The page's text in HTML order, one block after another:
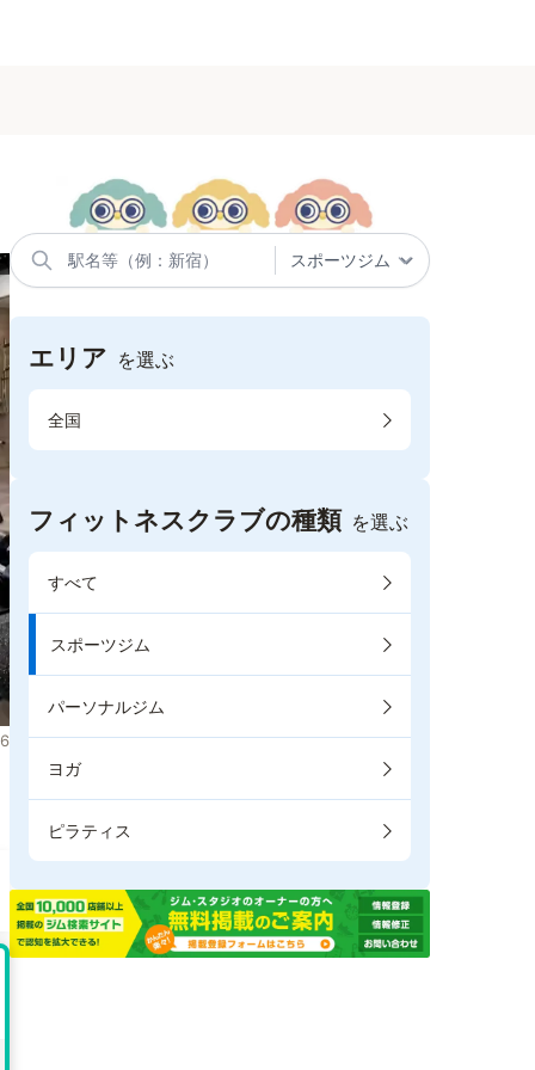
エリア を選ぶ
全国
フィットネスクラブの種類 を選ぶ
すべて
スポーツジム
パーソナルジム
ヨガ
ピラティス